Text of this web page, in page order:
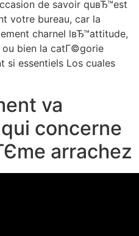
de savoir quвЂ™est
votre bureau, car la
charnel lвЂ™attitude,
ou bien la catГ©gorie
si essentiels Los cuales
va
concerne
arrachez